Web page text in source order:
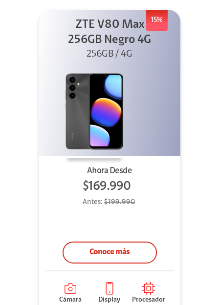
15%
ZTE V80 Max
256GB Negro 4G
256GB / 4G
Ahora Desde
$169.990
Antes: $199.990
Conoce más
Cámara
Display
Procesador